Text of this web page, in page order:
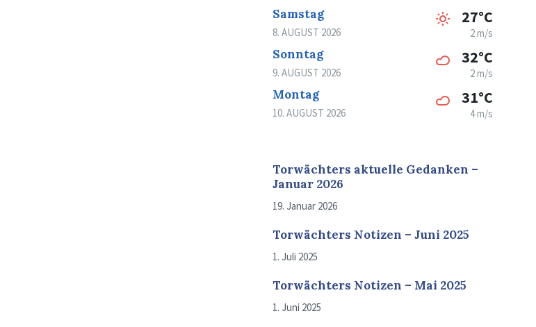
Samstag
8. AUGUST 2026
27°C
2 m/s
Sonntag
9. AUGUST 2026
32°C
2 m/s
Montag
10. AUGUST 2026
31°C
4 m/s
Torwächters aktuelle Gedanken –
Januar 2026
19. Januar 2026
Torwächters Notizen – Juni 2025
1. Juli 2025
Torwächters Notizen – Mai 2025
1. Juni 2025